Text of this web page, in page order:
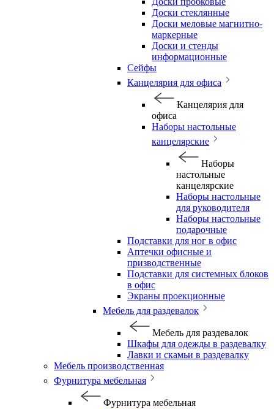
Доски стеклянные
Доски меловые магнитно-
маркерные
Доски и стенды
информационные
Сейфы
Канцелярия для офиса
Канцелярия для
офиса
Наборы настольные
канцелярские
Наборы
настольные
канцелярские
Наборы настольные
для руководителя
Наборы настольные
подарочные
Подставки для ног в офис
Аптечки офисные и
призводственные
Подставки для системных блоков
в офис
Экраны проекционные
Мебель для раздевалок
Мебель для раздевалок
Шкафы для одежды в раздевалку
Лавки и скамьи в раздевалку
Мебель производственная
Фурнитура мебельная
Фурнитура мебельная